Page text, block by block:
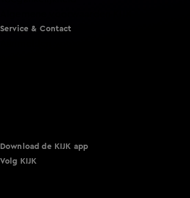
Service & Contact
Download de KIJK app
Volg KIJK